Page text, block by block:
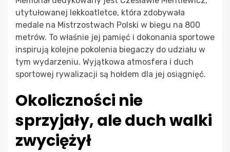
utytułowanej lekkoatletce, która zdobywała
medale na Mistrzostwach Polski w biegu na 800
metrów. To właśnie jej pamięć i dokonania sportowe
inspirują kolejne pokolenia biegaczy do udziału w
tym wydarzeniu. Wyjątkowa atmosfera i duch
sportowej rywalizacji są hołdem dla jej osiągnięć.
Okoliczności nie
sprzyjały, ale duch walki
zwyciężył